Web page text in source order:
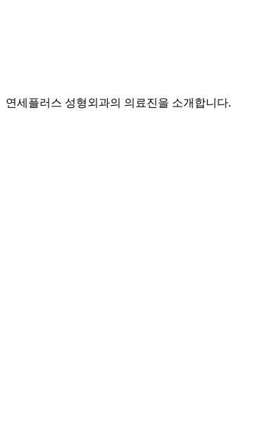
연세플러스 성형외과의 의료진을 소개합니다.